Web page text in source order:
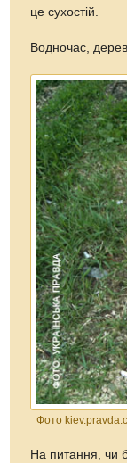
це сухостій.
Водночас,
Фото
На питання, чи